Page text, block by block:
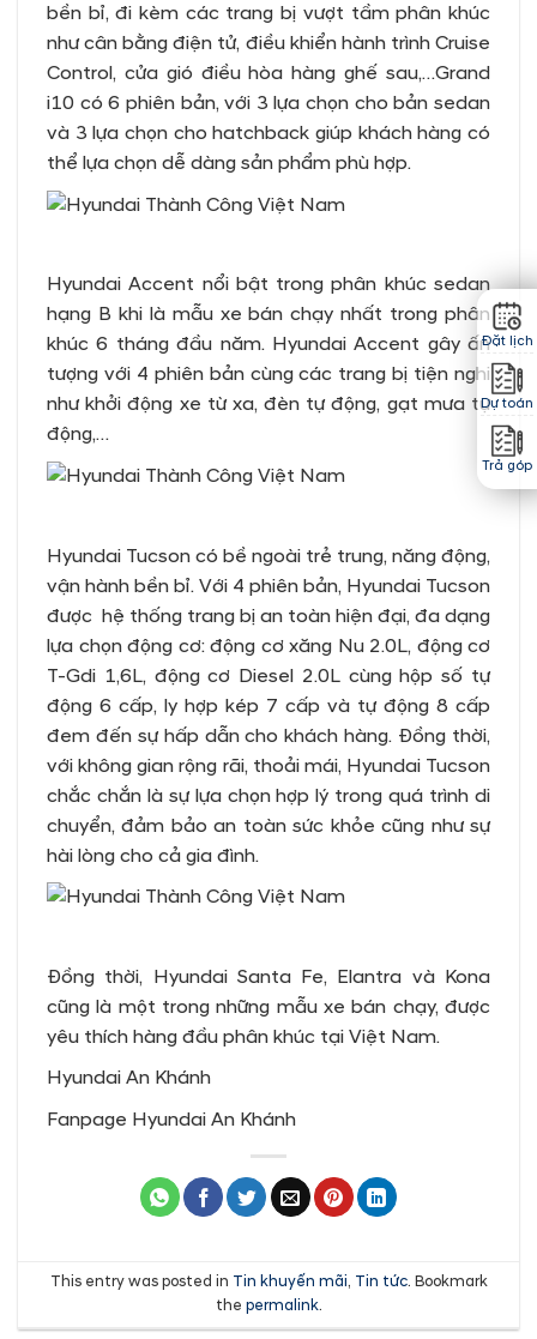
bền bỉ, đi kèm các trang bị vượt tầm phân khúc
như cân bằng điện tử, điều khiển hành trình Cruise
Control, cửa gió điều hòa hàng ghế sau,…Grand
i10 có 6 phiên bản, với 3 lựa chọn cho bản sedan
và 3 lựa chọn cho hatchback giúp khách hàng có
thể lựa chọn dễ dàng sản phẩm phù hợp.
Hyundai Accent nổi bật trong phân khúc sedan
hạng B khi là mẫu xe bán chạy nhất trong phân
khúc 6 tháng đầu năm. Hyundai Accent gây ấn
tượng với 4 phiên bản cùng các trang bị tiện nghi
như khởi động xe từ xa, đèn tự động, gạt mưa tự
động,…
Hyundai Tucson có bề ngoài trẻ trung, năng động,
vận hành bền bỉ. Với 4 phiên bản, Hyundai Tucson
được hệ thống trang bị an toàn hiện đại, đa dạng
lựa chọn động cơ: động cơ xăng Nu 2.0L, động cơ
T-Gdi 1,6L, động cơ Diesel 2.0L cùng hộp số tự
động 6 cấp, ly hợp kép 7 cấp và tự động 8 cấp
đem đến sự hấp dẫn cho khách hàng. Đồng thời,
với không gian rộng rãi, thoải mái, Hyundai Tucson
chắc chắn là sự lựa chọn hợp lý trong quá trình di
chuyển, đảm bảo an toàn sức khỏe cũng như sự
hài lòng cho cả gia đình.
Đồng thời, Hyundai Santa Fe, Elantra và Kona
cũng là một trong những mẫu xe bán chạy, được
yêu thích hàng đầu phân khúc tại Việt Nam.
Hyundai An Khánh
Fanpage Hyundai An Khánh
This entry was posted in Tin khuyến mãi, Tin tức. Bookmark
the permalink.
Đặt lịch
Dự toán
Trả góp